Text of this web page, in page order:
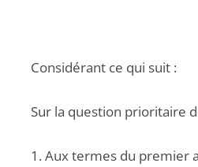
Considérant ce qui suit :
Sur la question prioritaire
1. Aux termes du premier